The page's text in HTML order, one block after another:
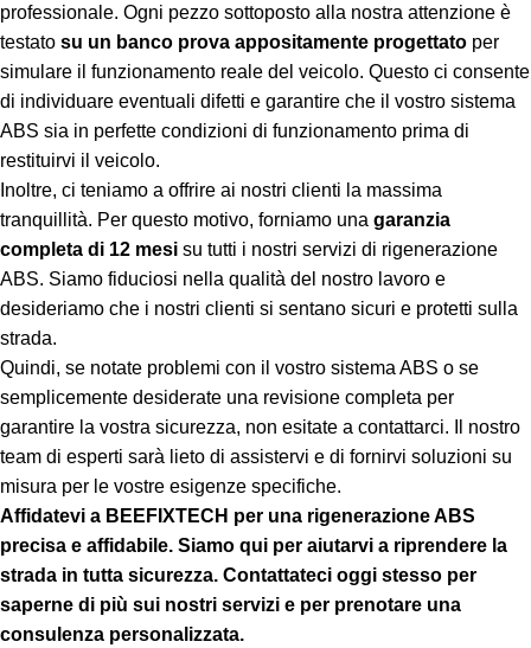
professionale. Ogni pezzo sottoposto alla nostra attenzione è
testato su un banco prova appositamente progettato per
simulare il funzionamento reale del veicolo. Questo ci consente
di individuare eventuali difetti e garantire che il vostro sistema
ABS sia in perfette condizioni di funzionamento prima di
restituirvi il veicolo.
Inoltre, ci teniamo a offrire ai nostri clienti la massima
tranquillità. Per questo motivo, forniamo una garanzia
completa di 12 mesi su tutti i nostri servizi di rigenerazione
ABS. Siamo fiduciosi nella qualità del nostro lavoro e
desideriamo che i nostri clienti si sentano sicuri e protetti sulla
strada.
Quindi, se notate problemi con il vostro sistema ABS o se
semplicemente desiderate una revisione completa per
garantire la vostra sicurezza, non esitate a contattarci. Il nostro
team di esperti sarà lieto di assistervi e di fornirvi soluzioni su
misura per le vostre esigenze specifiche.
Affidatevi a BEEFIXTECH per una rigenerazione ABS
precisa e affidabile. Siamo qui per aiutarvi a riprendere la
strada in tutta sicurezza. Contattateci oggi stesso per
saperne di più sui nostri servizi e per prenotare una
consulenza personalizzata.